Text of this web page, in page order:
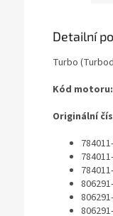
Detailní
Turbo
Kód motoru:
Originální